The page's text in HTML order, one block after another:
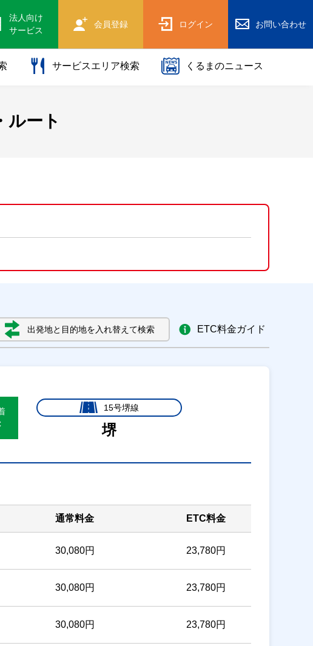
法人向け
サービス
会員登録 ログイン お問い合わせ
サービスエリア検索 くるまのニュース
ルート
出発地と目的地を入れ替えて検索 ETC料金ガイド
15号堺線
堺
通常料金 ETC料金
30,080円 23,780円
30,080円 23,780円
30,080円 23,780円